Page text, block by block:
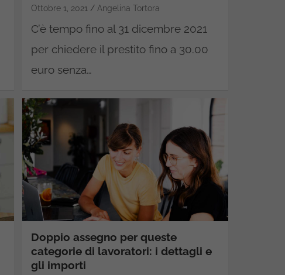
Ottobre 1, 2021 Angelina Tortora
C’è tempo fino al 31 dicembre 2021
per chiedere il prestito fino a 30.00
euro senza…
Doppio assegno per queste
categorie di lavoratori: i dettagli e
gli importi